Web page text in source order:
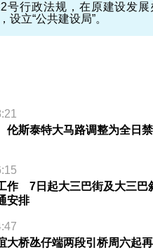
号行政法规，在原建设发展
设立“公共建设局”。
斯泰特大马路调整为全日
作 7日起大三巴街及大三巴
安排
桥氹仔端两段引桥周六起